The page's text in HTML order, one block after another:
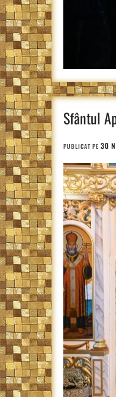
Sfântul
PUBLICAT PE 30